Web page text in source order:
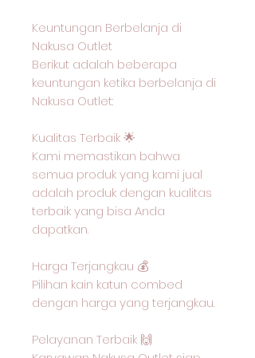
Keuntungan Berbelanja di
Nakusa Outlet
Berikut adalah beberapa
keuntungan ketika berbelanja di
Nakusa Outlet:
Kualitas Terbaik 🌟
Kami memastikan bahwa
semua produk yang kami jual
adalah produk dengan kualitas
terbaik yang bisa Anda
dapatkan.
Harga Terjangkau 💰
Pilihan kain katun combed
dengan harga yang terjangkau.
Pelayanan Terbaik 🙌